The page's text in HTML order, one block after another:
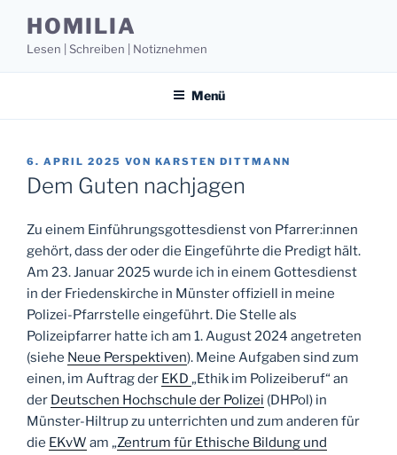
Inhalt
springen
HOMILIA
Lesen | Schreiben | Notiznehmen
Menü
VERÖFFENTLICHT
AM
6. APRIL 2025 VON KARSTEN DITTMANN
Dem Guten nachjagen
Zu einem Einführungsgottesdienst von Pfarrer:innen
gehört, dass der oder die Eingeführte die Predigt hält.
Am 23. Januar 2025 wurde ich in einem Gottesdienst
in der Friedenskirche in Münster offiziell in meine
Polizei-Pfarrstelle eingeführt. Die Stelle als
Polizeipfarrer hatte ich am 1. August 2024 angetreten
(siehe Neue Perspektiven). Meine Aufgaben sind zum
einen, im Auftrag der EKD „Ethik im Polizeiberuf“ an
der Deutschen Hochschule der Polizei (DHPol) in
Münster-Hiltrup zu unterrichten und zum anderen für
die EKvW am „Zentrum für Ethische Bildung und